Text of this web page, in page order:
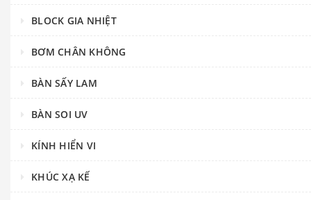
BLOCK GIA NHIỆT
BƠM CHÂN KHÔNG
BÀN SẤY LAM
BÀN SOI UV
KÍNH HIỂN VI
KHÚC XẠ KẾ